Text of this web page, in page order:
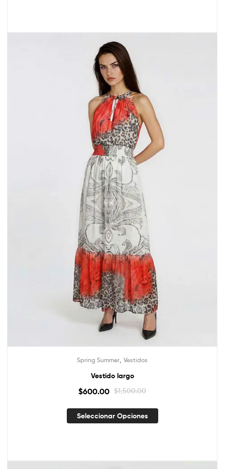
Spring Summer, Vestidos
Vestido largo
$1,500.00
$600.00
Seleccionar Opciones